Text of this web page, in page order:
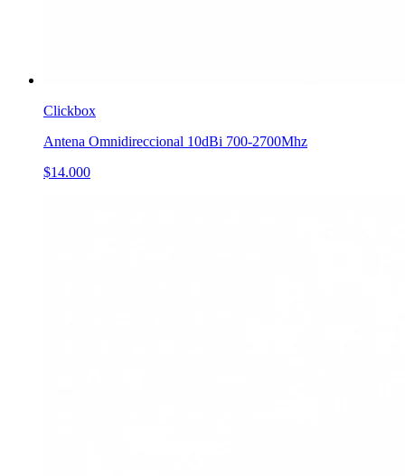
Clickbox
Antena Omnidireccional 10dBi 700-2700Mhz
$14.000